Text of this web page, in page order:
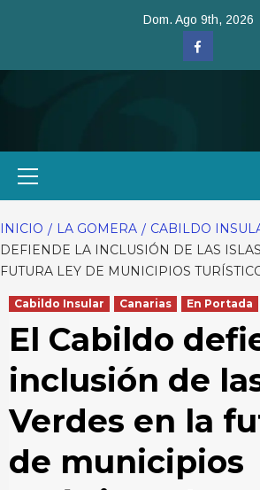
Dom. Ago 9th, 2026
Facebook
INICIO LA GOMERA CABILDO
DEFIENDE LA INCLUSIÓN DE LAS
FUTURA LEY DE MUNICIPIOS
Cabildo Insular Canarias En Portada
El Cabildo
inclusión de
Verdes en la
de municipios